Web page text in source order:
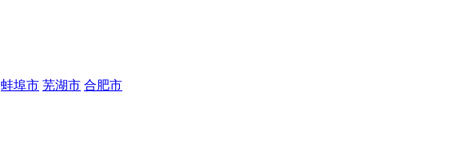
蚌埠市 芜湖市 合肥市